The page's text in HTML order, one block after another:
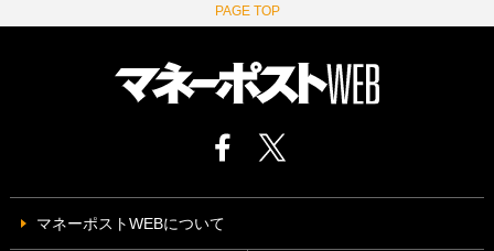
PAGE TOP
マネーポストWEBについて